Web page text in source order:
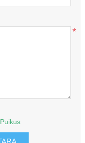
*
Puikus